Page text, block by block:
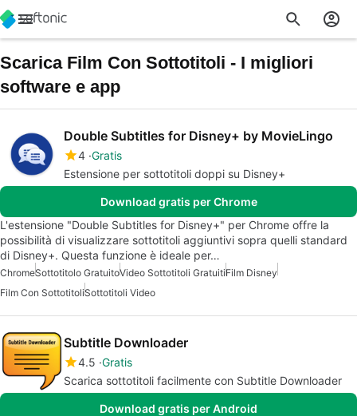
Scarica Film Con Sottotitoli - I migliori
software e app
Double Subtitles for Disney+ by MovieLingo
4 Gratis
Estensione per sottotitoli doppi su Disney+
Download gratis per Chrome
L'estensione "Double Subtitles for Disney+" per Chrome offre la
possibilità di visualizzare sottotitoli aggiuntivi sopra quelli standard
di Disney+. Questa funzione è ideale per…
ChromeSottotitolo GratuitoVideo Sottotitoli GratuitiFilm Disney
Film Con SottotitoliSottotitoli Video
Subtitle Downloader
4.5 Gratis
Scarica sottotitoli facilmente con Subtitle Downloader
Download gratis per Android